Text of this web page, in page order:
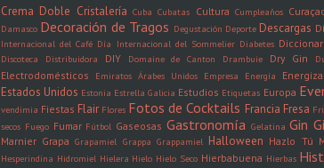
Crema Doble Cristalería Cuba Cubatas Cultura Cumpleaños
Damasco Decoración de Tragos Degustación Deporte Descargas
Internacional del Café Día Internacional del Sommelier Diabetes
Discoteca
Distribuidora DIY Domaine de Canton Drambuie Dry Gin
Electrodomésticos Emiratos Árabes Unidos Empresa Energía
Estados Unidos Estonia Estrella Galicia Estudios Etiquetas Europa
vendimia Fiestas Flair Flores Fotos de Cocktails Francia Fresa
secos Fuego Fumar Fútbol Gaseosas Gastronomía Gelatina Gin
Marnier Grapa Grapamiel Grappa Grappamiel Halloween Hazlo Tú
Hesperindina Hidromiel Hielera Hielo Hielo Seco Hierbabuena Hierbas